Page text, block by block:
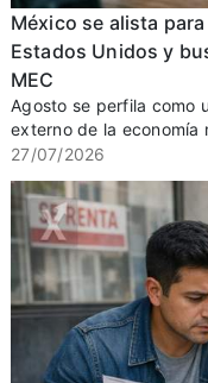
México se alista
Estados Unidos y
MEC
Agosto se perfila como
externo de la economía
27/07/2026